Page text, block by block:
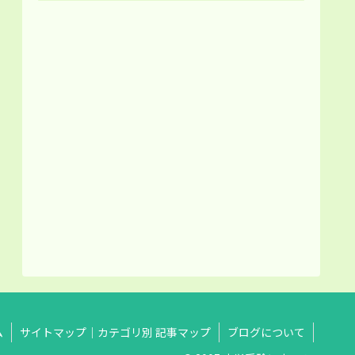
サイトマップ｜カテゴリ別 記事マップ
ブログについて